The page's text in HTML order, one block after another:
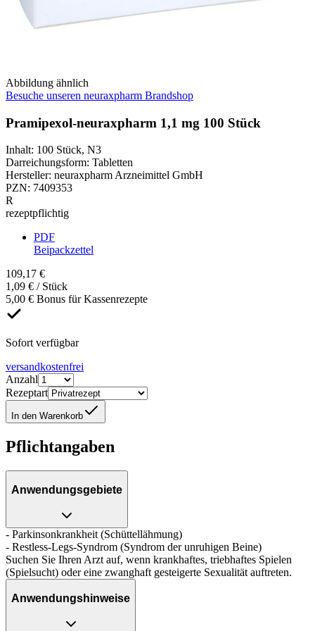
Abbildung ähnlich
Besuche unseren neuraxpharm Brandshop
Pramipexol-neuraxpharm 1,1 mg 100 Stück
Inhalt: 100 Stück, N3
Darreichungsform: Tabletten
Hersteller: neuraxpharm Arzneimittel GmbH
PZN: 7409353
R
rezeptpflichtig
PDF
Beipackzettel
109,17 €
1,09 € / Stück
5,00 € Bonus für Kassenrezepte
Sofort verfügbar
versandkostenfrei
Anzahl
Rezeptart
In den Warenkorb
Pflichtangaben
Anwendungsgebiete
- Parkinsonkrankheit (Schüttellähmung)
- Restless-Legs-Syndrom (Syndrom der unruhigen Beine)
Suchen Sie Ihren Arzt auf, wenn krankhaftes, triebhaftes Spielen
(Spielsucht) oder eine zwanghaft gesteigerte Sexualität auftreten.
Anwendungshinweise